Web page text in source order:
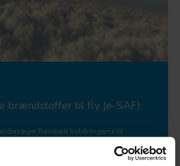
brændstoffer til fly (e-SAF)
Rambøll holdningerne til
undersøgelsen på brintbaserede